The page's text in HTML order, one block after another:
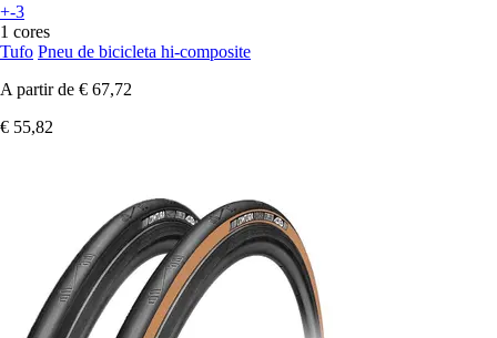
+-3
1 cores
Tufo Pneu de bicicleta hi-composite
A partir de € 67,72
€ 55,82